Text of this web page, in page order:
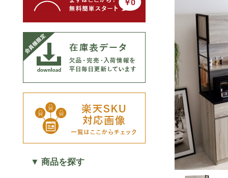
▼ 商品を探す